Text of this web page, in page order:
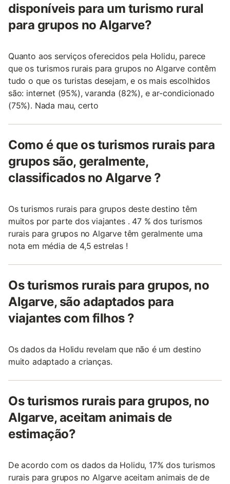
disponíveis para um turismo rural
para grupos no Algarve?
Quanto aos serviços oferecidos pela Holidu, parece
que os turismos rurais para grupos no Algarve contêm
tudo o que os turistas desejam, e os mais escolhidos
são: internet (95%), varanda (82%), e ar-condicionado
(75%). Nada mau, certo
Como é que os turismos rurais para
grupos são, geralmente,
classificados no Algarve ?
Os turismos rurais para grupos deste destino têm
muitos por parte dos viajantes . 47 % dos turismos
rurais para grupos no Algarve têm geralmente uma
nota em média de 4,5 estrelas !
Os turismos rurais para grupos, no
Algarve, são adaptados para
viajantes com filhos ?
Os dados da Holidu revelam que não é um destino
muito adaptado a crianças.
Os turismos rurais para grupos, no
Algarve, aceitam animais de
estimação?
De acordo com os dados da Holidu, 17% dos turismos
rurais para grupos no Algarve aceitam animais de de